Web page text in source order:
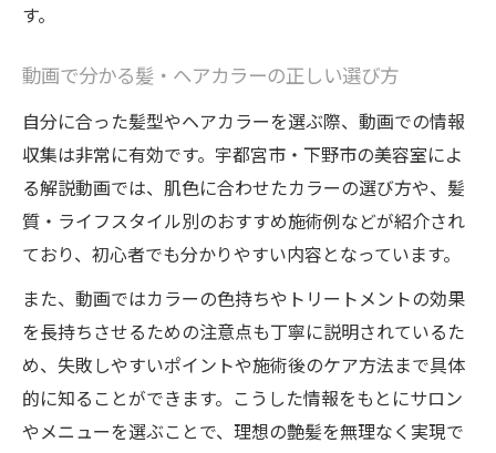
す。
動画で分かる髪・ヘアカラーの正しい選び方
自分に合った髪型やヘアカラーを選ぶ際、動画での情報
収集は非常に有効です。宇都宮市・下野市の美容室によ
る解説動画では、肌色に合わせたカラーの選び方や、髪
質・ライフスタイル別のおすすめ施術例などが紹介され
ており、初心者でも分かりやすい内容となっています。
また、動画ではカラーの色持ちやトリートメントの効果
を長持ちさせるための注意点も丁寧に説明されているた
め、失敗しやすいポイントや施術後のケア方法まで具体
的に知ることができます。こうした情報をもとにサロン
やメニューを選ぶことで、理想の艶髪を無理なく実現で